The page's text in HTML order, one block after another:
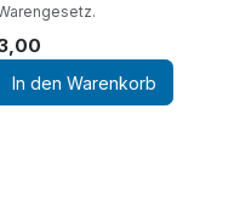
In den Warenkorb